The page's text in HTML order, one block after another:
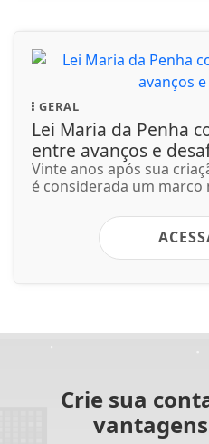
GERAL
Lei Maria da Penha
entre avanços e
Vinte anos após sua
é considerada um marco
Crie sua